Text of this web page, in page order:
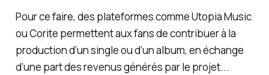
Pour ce faire, des plateformes comme Utopia Music
ou Corite permettent aux fans de contribuer à la
production d’un single ou d’un album, en échange
d’une part des revenus générés par le projet...